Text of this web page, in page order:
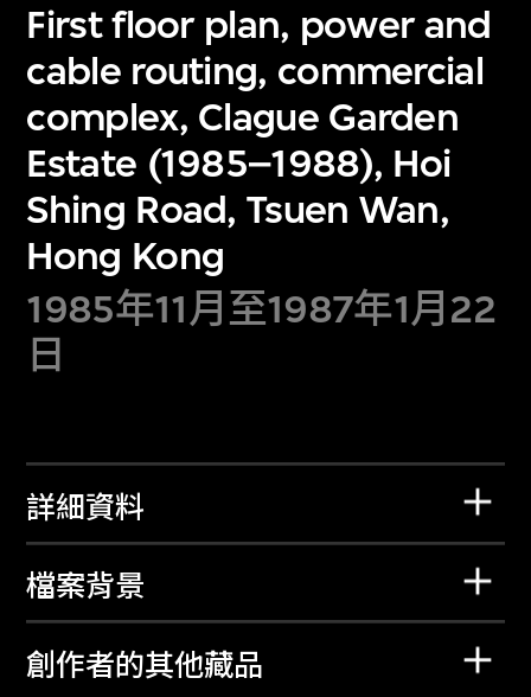
First floor plan, power and
cable routing, commercial
complex, Clague Garden
Estate (1985–1988), Hoi
Shing Road, Tsuen Wan,
Hong Kong
1985年11月至1987年1月22
日
詳細資料
檔案背景
創作者的其他藏品